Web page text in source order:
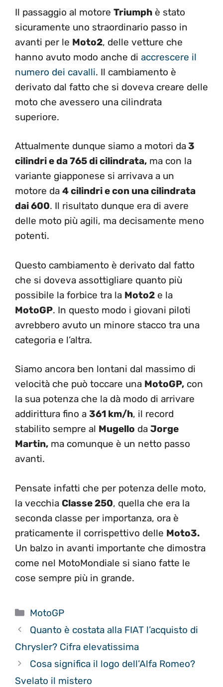
Il passaggio al motore Triumph è stato
sicuramente uno straordinario passo in
avanti per le Moto2, delle vetture che
hanno avuto modo anche di accrescere il
numero dei cavalli. Il cambiamento è
derivato dal fatto che si doveva creare delle
moto che avessero una cilindrata
superiore.
Attualmente dunque siamo a motori da3
cilindri e da 765 di cilindrata, ma con la
variante giapponese si arrivava a un
motore da 4 cilindri e con una cilindrata
dai 600. Il risultato dunque era di avere
delle moto più agili, ma decisamente meno
potenti.
Questo cambiamento è derivato dal fatto
che si doveva assottigliare quanto più
possibile la forbice tra la Moto2 e la
MotoGP. In questo modo i giovani piloti
avrebbero avuto un minore stacco tra una
categoria e l’altra.
Siamo ancora ben lontani dal massimo di
velocità che può toccare una MotoGP, con
la sua potenza che la dà modo di arrivare
addirittura fino a 361 km/h, il record
stabilito sempre al Mugello da Jorge
Martin, ma comunque è un netto passo
avanti.
Pensate infatti che per potenza delle moto,
la vecchia Classe 250, quella che era la
seconda classe per importanza, ora è
praticamente il corrispettivo delle Moto3.
Un balzo in avanti importante che dimostra
come nel MotoMondiale si siano fatte le
cose sempre più in grande.
Categorie
MotoGP
Quanto è costata alla FIAT l’acquisto di
Chrysler? Cifra elevatissima
Cosa significa il logo dell’Alfa Romeo?
Svelato il mistero